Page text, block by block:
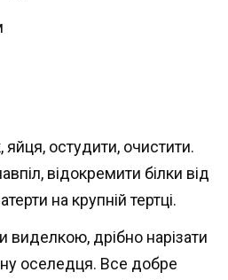
яйця, остудити, очистити.
відокремити білки від
на крупній тертці.
виделкою, дрібно нарізати
оселедця. Все добре